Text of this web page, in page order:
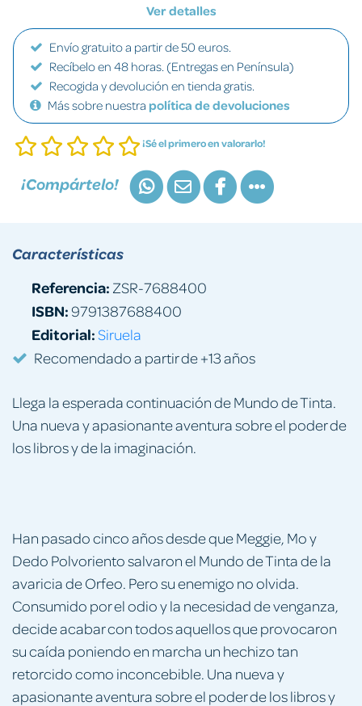
Ver detalles
Envío gratuito a partir de 50 euros.
Recíbelo en 48 horas. (Entregas en Península)
Recogida y devolución en tienda gratis.
Más sobre nuestra política de devoluciones
¡Sé el primero en valorarlo!
¡Compártelo!
Llega la esperada continuación de Mundo de Tinta.
Una nueva y apasionante aventura sobre el poder de
los libros y de la imaginación.
Han pasado cinco años desde que Meggie, Mo y
Dedo Polvoriento salvaron el Mundo de Tinta de la
avaricia de Orfeo. Pero su enemigo no olvida.
Consumido por el odio y la necesidad de venganza,
decide acabar con todos aquellos que provocaron
su caída poniendo en marcha un hechizo tan
retorcido como inconcebible. Una nueva y
apasionante aventura sobre el poder de los libros y
Características
Referencia: ZSR-7688400
ISBN:9791387688400
Editorial:Siruela
Recomendado a partir de +13 años